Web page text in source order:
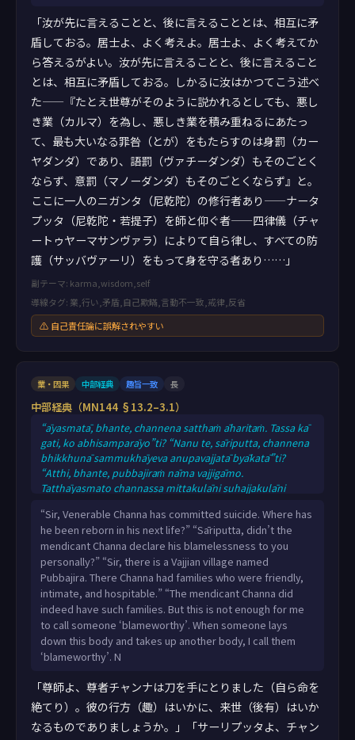
「汝が先に言えることと、後に言えることとは、相互に矛
盾しておる。居士よ、よく考えよ。居士よ、よく考えてか
ら答えるがよい。汝が先に言えることと、後に言えること
とは、相互に矛盾しておる。しかるに汝はかつてこう述べ
た——『たとえ世尊がそのように説かれるとしても、悪し
き業（カルマ）を為し、悪しき業を積み重ねるにあたっ
て、最も大いなる罪咎（とが）をもたらすのは身罰（カー
ヤダンダ）であり、語罰（ヴァチーダンダ）もそのごとく
ならず、意罰（マノーダンダ）もそのごとくならず』と。
ここに一人のニガンタ（尼乾陀）の修行者あり——ナータ
プッタ（尼乾陀・若提子）を師と仰ぐ者——四律儀（チャ
ートゥヤーマサンヴァラ）によりて自ら律し、すべての防
護（サッバヴァーリ）をもって身を守る者あり……」
副テーマ: karma,wisdom,self
導線タグ: 業,行い,矛盾,自己欺瞞,言動不一致,戒律,反省
⚠ 自己責任論に誤解されやすい
業・因果 中部経典 趣旨一致 長
中部経典（MN144 §13.2–3.1）
“āyasmatā, bhante, channena satthaṁ āharitaṁ. Tassa kā
gati, ko abhisamparāyo”ti? “Nanu te, sāriputta, channena
bhikkhunā sammukhāyeva anupavajjatā byākatā”ti?
“Atthi, bhante, pubbajiraṁ nāma vajjigāmo.
Tatthāyasmato channassa mittakulāni suhajjakulāni
bhikkhuno mittakulāni suhajjakulāni upavajjakulāni.
Nāhaṁ, sāriputta, ettāvatā ‘saupavajjo’ti vadāmi. Yo kho,
sāriputta, imañca kāyaṁ nikkhipati aññañca kāyaṁ
upādiyati tamahaṁ ‘saupavajjo’ti va
“Sir, Venerable Channa has committed suicide. Where has
he been reborn in his next life?” “Sāriputta, didn’t the
mendicant Channa declare his blamelessness to you
personally?” “Sir, there is a Vajjian village named
Pubbajira. There Channa had families who were friendly,
intimate, and hospitable.” “The mendicant Channa did
indeed have such families. But this is not enough for me
to call someone ‘blameworthy’. When someone lays
down this body and takes up another body, I call them
‘blameworthy’. N
「尊師よ、尊者チャンナは刀を手にとりました（自ら命を
絶てり）。彼の行方（趣）はいかに、来世（後有）はいか
なるものでありましょうか。」「サーリプッタよ、チャン